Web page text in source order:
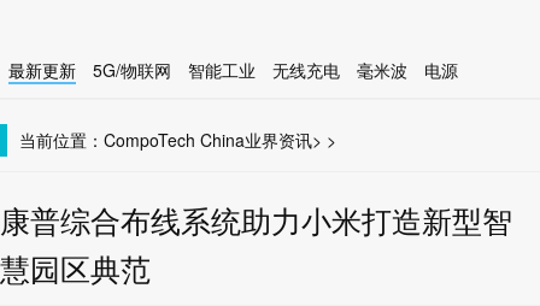
最新更新 5G/物联网 智能工业 无线充电 毫米波
电源
当前位置： CompoTech China >
业界资讯 >
康普综合布线系统助力小米打造新型智
慧园区典范